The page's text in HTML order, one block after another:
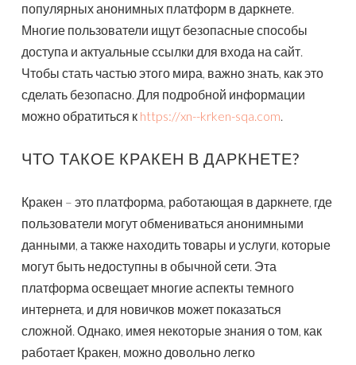
популярных анонимных платформ в даркнете.
Многие пользователи ищут безопасные способы
доступа и актуальные ссылки для входа на сайт.
Чтобы стать частью этого мира, важно знать, как это
сделать безопасно. Для подробной информации
можно обратиться к https://xn--krken-sqa.com.
ЧТО ТАКОЕ КРАКЕН В ДАРКНЕТЕ?
Кракен – это платформа, работающая в даркнете, где
пользователи могут обмениваться анонимными
данными, а также находить товары и услуги, которые
могут быть недоступны в обычной сети. Эта
платформа освещает многие аспекты темного
интернета, и для новичков может показаться
сложной. Однако, имея некоторые знания о том, как
работает Кракен, можно довольно легко